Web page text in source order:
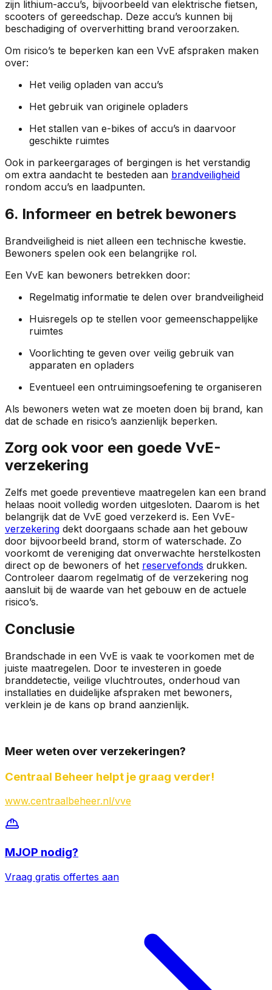
zijn lithium-accu’s, bijvoorbeeld van elektrische fietsen,
scooters of gereedschap. Deze accu’s kunnen bij
beschadiging of oververhitting brand veroorzaken.
Om risico’s te beperken kan een VvE afspraken maken
over:
Het veilig opladen van accu’s
Het gebruik van originele opladers
Het stallen van e-bikes of accu’s in daarvoor
geschikte ruimtes
Ook in parkeergarages of bergingen is het verstandig
om extra aandacht te besteden aan brandveiligheid
rondom accu’s en laadpunten.
6. Informeer en betrek bewoners
Brandveiligheid is niet alleen een technische kwestie.
Bewoners spelen ook een belangrijke rol.
Een VvE kan bewoners betrekken door:
Regelmatig informatie te delen over brandveiligheid
Huisregels op te stellen voor gemeenschappelijke
ruimtes
Voorlichting te geven over veilig gebruik van
apparaten en opladers
Eventueel een ontruimingsoefening te organiseren
Als bewoners weten wat ze moeten doen bij brand, kan
dat de schade en risico’s aanzienlijk beperken.
Zorg ook voor een goede VvE-
verzekering
Zelfs met goede preventieve maatregelen kan een brand
helaas nooit volledig worden uitgesloten. Daarom is het
belangrijk dat de VvE goed verzekerd is. Een VvE-
verzekering dekt doorgaans schade aan het gebouw
door bijvoorbeeld brand, storm of waterschade. Zo
voorkomt de vereniging dat onverwachte herstelkosten
direct op de bewoners of het reservefonds drukken.
Controleer daarom regelmatig of de verzekering nog
aansluit bij de waarde van het gebouw en de actuele
risico’s.
Conclusie
Brandschade in een VvE is vaak te voorkomen met de
juiste maatregelen. Door te investeren in goede
branddetectie, veilige vluchtroutes, onderhoud van
installaties en duidelijke afspraken met bewoners,
verklein je de kans op brand aanzienlijk.
Meer weten over verzekeringen?
Centraal Beheer helpt je graag verder!
www.centraalbeheer.nl/vve
MJOP nodig?
Vraag gratis offertes aan